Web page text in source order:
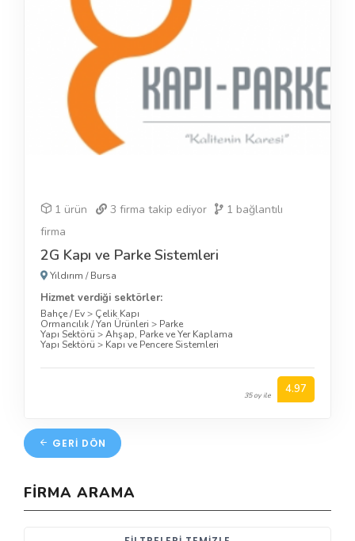
1 ürün 3 firma takip ediyor 1 bağlantılı
firma
2G Kapı ve Parke Sistemleri
Yıldırım /Bursa
Hizmet verdiği sektörler:
Bahçe / Ev> Çelik Kapı
Ormancılık / Yan Ürünleri > Parke
Yapı Sektörü >Ahşap, Parke ve Yer Kaplama
Yapı Sektörü > Kapı ve Pencere Sistemleri
35 oy ile 4.97
GERI DÖN
FIRMA ARAMA